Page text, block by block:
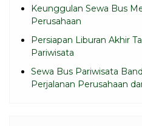
Keunggulan Sewa Bus
Perusahaan
Persiapan Liburan Akhir
Pariwisata
Sewa Bus Pariwisata
Perjalanan Perusahaan